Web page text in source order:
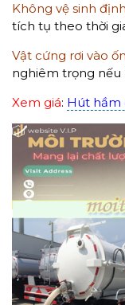
Không vệ sinh
tích tụ theo thời
Vật cứng rơi vào
nghiêm trọng
Xem giá: Hút hầm